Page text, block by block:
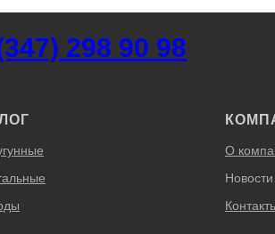
298 90 98
О
Новости